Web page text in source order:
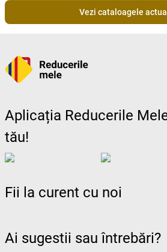
Vezi cataloagele
Aplicația Reducerile
tău!
Fii la curent cu noi
Ai sugestii sau întrebări?